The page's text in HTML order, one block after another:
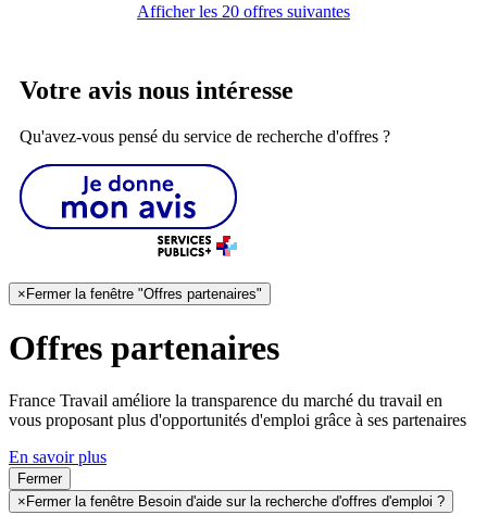
Afficher les 20 offres suivantes
Votre avis nous intéresse
Qu'avez-vous pensé du service de recherche d'offres ?
×Fermer la fenêtre "Offres partenaires"
Offres partenaires
France Travail améliore la transparence du marché du travail en
vous proposant plus d'opportunités d'emploi grâce à ses partenaires
En savoir plus
Fermer
× Fermer la fenêtre Besoin d'aide sur la recherche d'offres d'emploi ?